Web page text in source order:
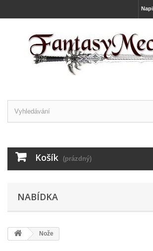
Košík (prázdný)
NABÍDKA
Nože